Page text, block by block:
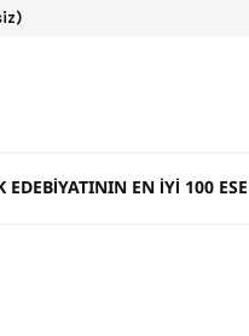
EDEBIYATININ EN İYI 100